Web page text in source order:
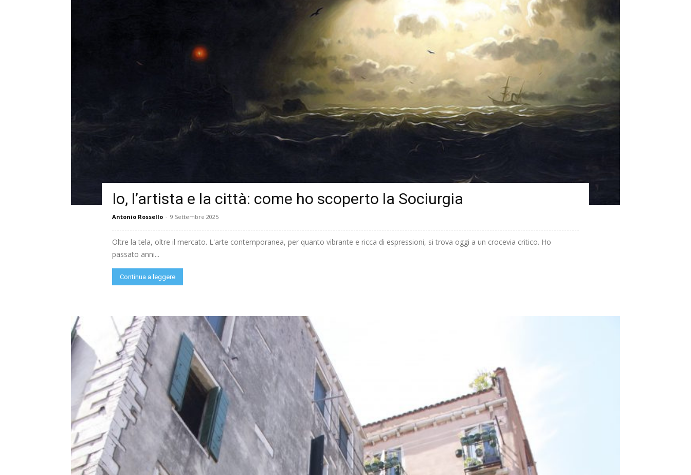
Io, l’artista e la città: come ho scoperto la Sociurgia
Antonio Rossello - 9 Settembre 2025
Oltre la tela, oltre il mercato. L'arte contemporanea, per quanto vibrante e ricca di espressioni, si trova oggi a un crocevia critico. Ho
passato anni...
Continua a leggere